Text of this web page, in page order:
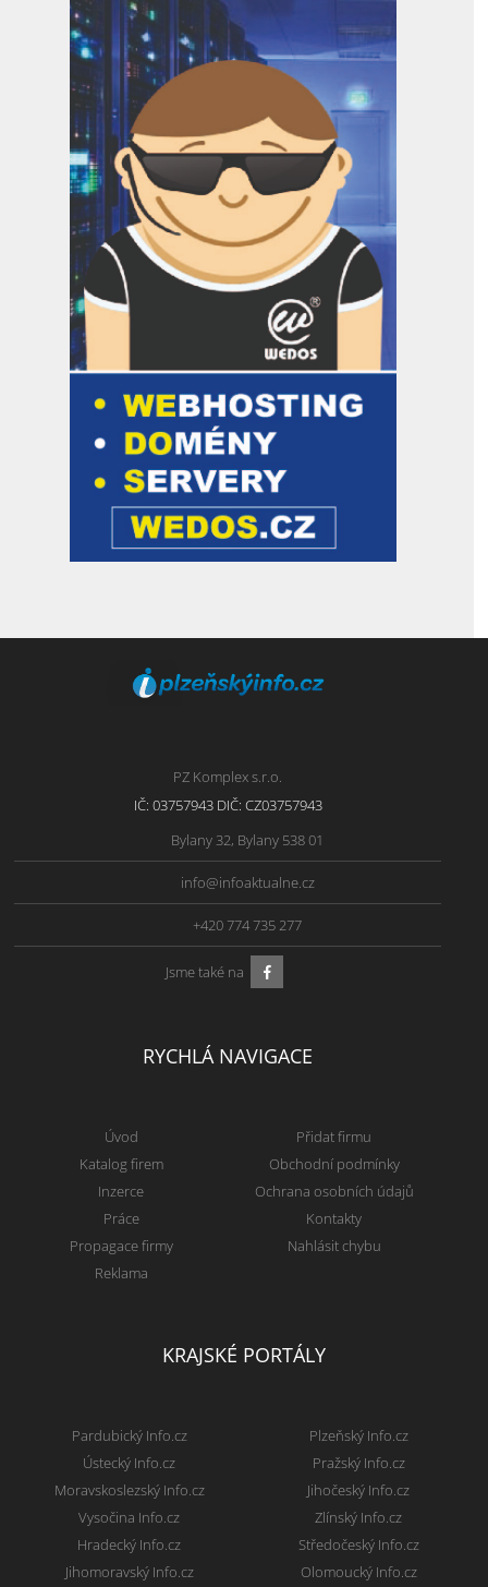
PZ Komplex s.r.o.
IČ: 03757943 DIČ: CZ03757943
Bylany 32, Bylany 538 01
info@infoaktualne.cz
+420 774 735 277
Jsme také na
RYCHLÁ NAVIGACE
Úvod
Katalog firem
Inzerce
Práce
Propagace firmy
Reklama
Přidat firmu
Obchodní podmínky
Ochrana osobních údajů
Kontakty
Nahlásit chybu
KRAJSKÉ PORTÁLY
Pardubický Info.cz
Ústecký Info.cz
Moravskoslezský Info.cz
Vysočina Info.cz
Hradecký Info.cz
Jihomoravský Info.cz
Plzeňský Info.cz
Pražský Info.cz
Jihočeský Info.cz
Zlínský Info.cz
Středočeský Info.cz
Olomoucký Info.cz